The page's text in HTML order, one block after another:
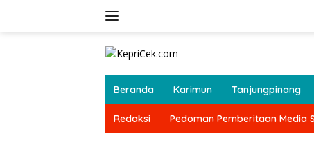
Beranda Karimun Tanjungpinang
Redaksi Pedoman Pemberitaan Media